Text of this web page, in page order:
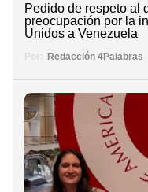
Pedido de respeto al
preocupación por la
Unidos a Venezuela
Por: Redacción 4Palabras